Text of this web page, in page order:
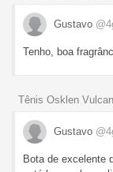
Gustavo
Tenho, boa
Tênis Osklen
Gustavo
Bota de excelente